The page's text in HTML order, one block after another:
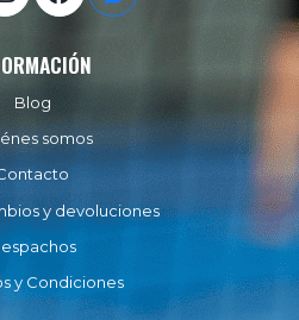
Blog
somos
y devoluciones
y Condiciones